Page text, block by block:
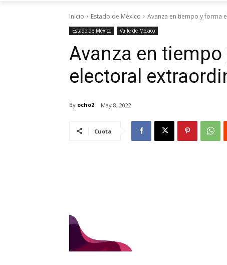
Inicio Estado de México Avanza en tiempo y forma
Estado de México Valle de México
Avanza en
electoral
By ocho2 May 8, 2022
Cuota